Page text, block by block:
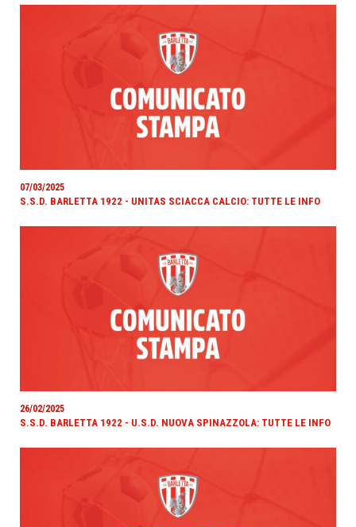
07/03/2025
S.S.D. BARLETTA 1922 - UNITAS SCIACCA CALCIO: TUTTE LE INFO
26/02/2025
S.S.D. BARLETTA 1922 - U.S.D. NUOVA SPINAZZOLA: TUTTE LE INFO